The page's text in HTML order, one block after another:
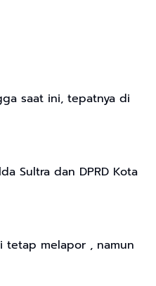
saat ini, tepatnya di
Sultra dan DPRD Kota
tetap melapor , namun